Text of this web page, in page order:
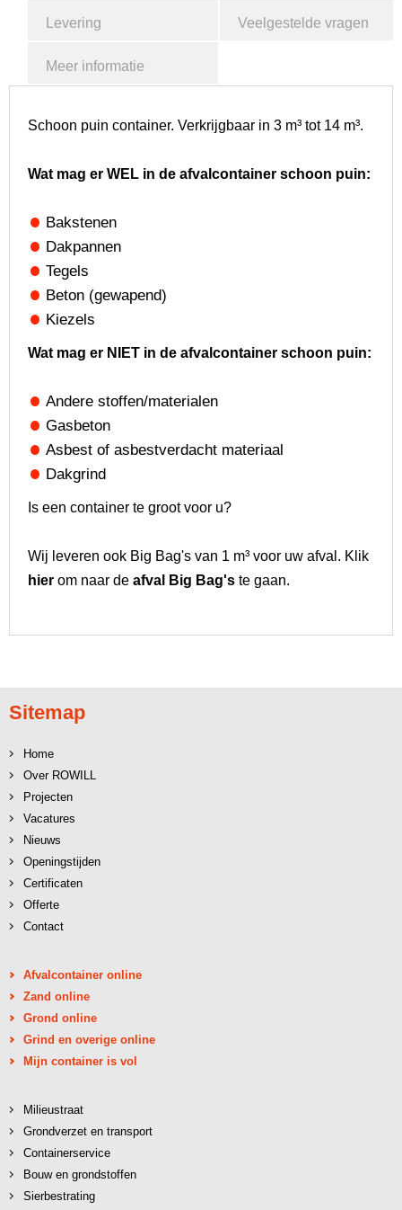
Levering Veelgestelde vragen
Meer informatie
Schoon puin container. Verkrijgbaar in 3 m³ tot 14 m³.
Wat mag er WEL in de afvalcontainer schoon puin:
Bakstenen
Dakpannen
Tegels
Beton (gewapend)
Kiezels
Wat mag er NIET in de afvalcontainer schoon puin:
Andere stoffen/materialen
Gasbeton
Asbest of asbestverdacht materiaal
Dakgrind
Is een container te groot voor u?
Wij leveren ook Big Bag's van 1 m³ voor uw afval. Klik
hier om naar de afval Big Bag's te gaan.
Sitemap
Home
Over ROWILL
Projecten
Vacatures
Nieuws
Openingstijden
Certificaten
Offerte
Contact
Afvalcontainer online
Zand online
Grond online
Grind en overige online
Mijn container is vol
Milieustraat
Grondverzet en transport
Containerservice
Bouw en grondstoffen
Sierbestrating